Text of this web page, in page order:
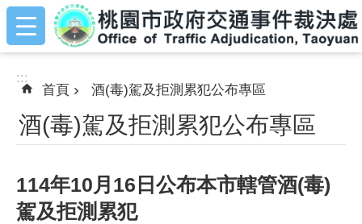
跳到主要內容區塊
:::
:::
首頁 酒(毒)駕及拒測累犯公布專區
酒(毒)駕及拒測累犯公布專區
114年10月16日公布本市轄管酒(毒)
駕及拒測累犯